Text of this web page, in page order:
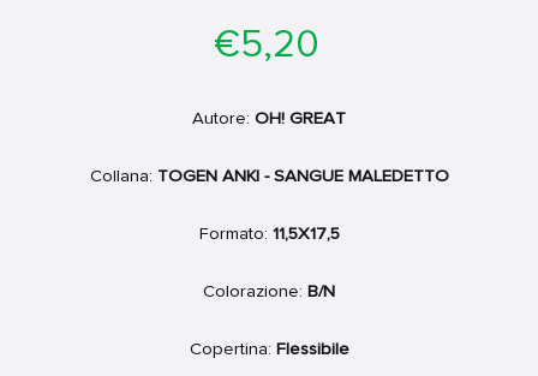
Prezzo
di
€5,20
Autore: OH! GREAT
Collana: TOGEN ANKI - SANGUE MALEDETTO
Formato: 11,5X17,5
Colorazione: B/N
Copertina: Flessibile